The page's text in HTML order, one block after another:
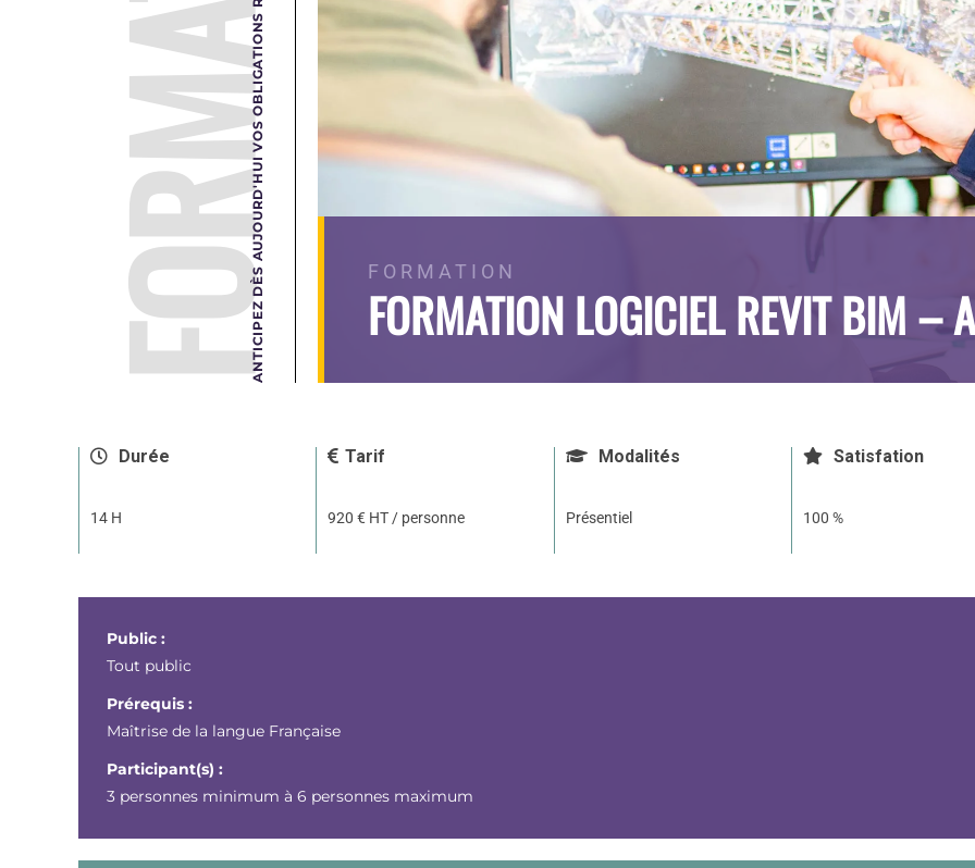
FORMATION
FORMATION LOGICIEL REVIT BIM –
Durée
14 H
Tarif
920 € HT / personne
Modalités
Présentiel
Satisfation
100 %
Public :
Tout public
Prérequis :
Maîtrise de la langue Française
Participant(s) :
3 personnes minimum à 6 personnes maximum